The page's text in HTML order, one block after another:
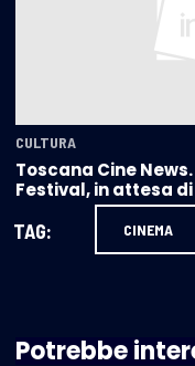
CULTURA
Toscana Cine
Festival, in attesa
TAG: CINEMA
Potrebbe